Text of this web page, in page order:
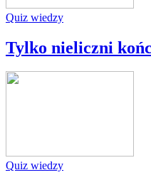
Quiz wiedzy
Tylko nieliczni
Quiz wiedzy